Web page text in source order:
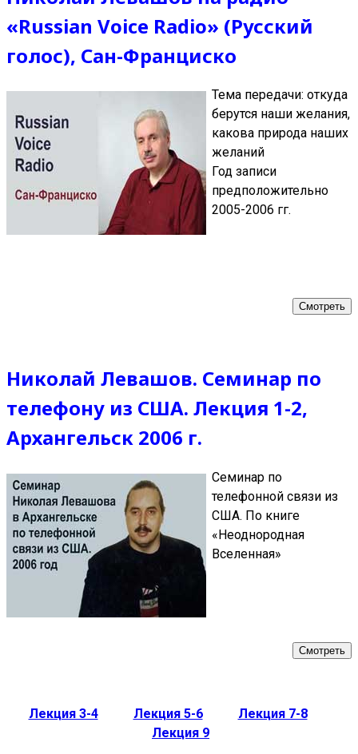
«Russian Voice Radio» (Русский
голос), Сан-Франциско
Тема передачи: откуда
берутся наши желания,
какова природа наших
желаний
Год записи
предположительно
2005-2006 гг.
Смотреть
Николай Левашов. Семинар по
телефону из США. Лекция 1-2,
Архангельск 2006 г.
Семинар по
телефонной связи из
США. По книге
«Неоднородная
Вселенная»
Смотреть
Лекция 3-4 Лекция 5-6
Лекция 7-8
Лекция 9